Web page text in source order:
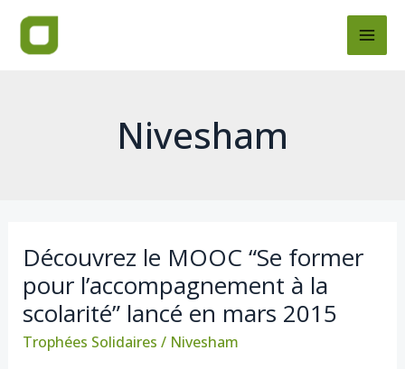
Skip
Nivesham
Découvrez le MOOC “Se former
pour l’accompagnement à la
scolarité” lancé en mars 2015
Trophées Solidaires / Nivesham
Découvrez
le
MOOC
“Se
Post
pagination